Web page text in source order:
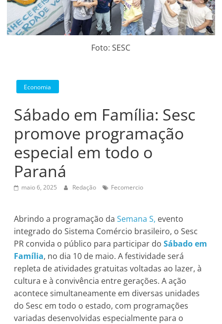
Foto: SESC
Economia
Sábado em Família: Sesc
promove programação
especial em todo o
Paraná
maio 6, 2025 Redação Fecomercio
Abrindo a programação da Semana S, evento
integrado do Sistema Comércio brasileiro, o Sesc
PR convida o público para participar doSábado em
Família, no dia 10 de maio. A festividade será
repleta de atividades gratuitas voltadas ao lazer, à
cultura e à convivência entre gerações. A ação
acontece simultaneamente em diversas unidades
do Sesc em todo o estado, com programações
variadas desenvolvidas especialmente para o